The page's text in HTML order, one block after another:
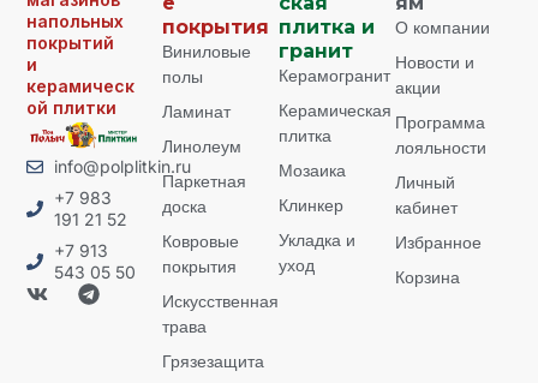
напольных
покрытий
и
керамическ
ой плитки
info@polplitkin.ru
+7 983
191 21 52
+7 913
543 05 50
покрытия
Виниловые
полы
Ламинат
Линолеум
Паркетная
доска
Ковровые
покрытия
Искусственная
трава
Грязезащита
плитка и
гранит
Керамогранит
Керамическая
плитка
Мозаика
Клинкер
Укладка и
уход
О компании
Новости и
акции
Программа
лояльности
Личный
кабинет
Избранное
Корзина